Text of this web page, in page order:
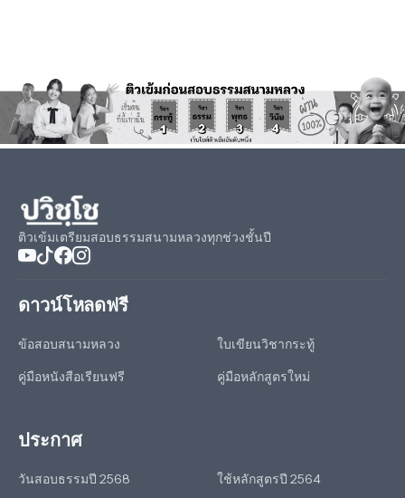
ติวเข้มเตรียมสอบธรรมสนามหลวงทุกช่วงชั้นปี
ดาวน์โหลดฟรี
ข้อสอบสนามหลวง
ใบเขียนวิชากระทู้
คู่มือหนังสือเรียนฟรี
คู่มือหลักสูตรใหม่
ประกาศ
วันสอบธรรมปี 2568 ใช้หลักสูตรปี 2564